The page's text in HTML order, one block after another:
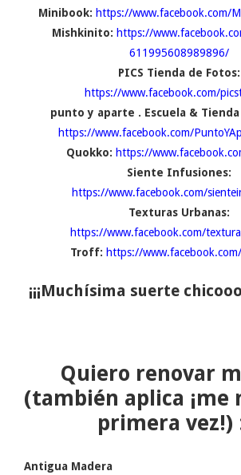
Minibook: https://www.facebook.com/
Mishkinito: https://
611995608989896/
PICS Tienda de Fotos:
https://www.facebook.com/
punto y aparte . Escuela &
https://www.facebook.com/
Quokko: https://
Siente Infusiones:
https://www.facebook.com/
Texturas Urbanas:
https://www.facebook.com/
Troff: https://
¡¡¡Muchísima suerte
Quiero renovar
(también aplica ¡me
primera vez!)
Antigua Madera